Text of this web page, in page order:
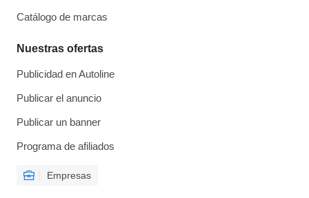
Catálogo de marcas
Nuestras ofertas
Publicidad en Autoline
Publicar el anuncio
Publicar un banner
Programa de afiliados
Empresas